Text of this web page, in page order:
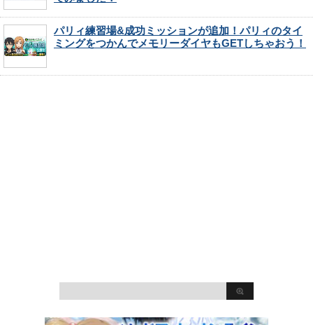
パリィ練習場&成功ミッションが追加！パリィのタイ
ミングをつかんでメモリーダイヤもGETしちゃおう！